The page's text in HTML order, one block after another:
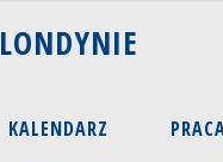
LONDYNIE
KALENDARZ